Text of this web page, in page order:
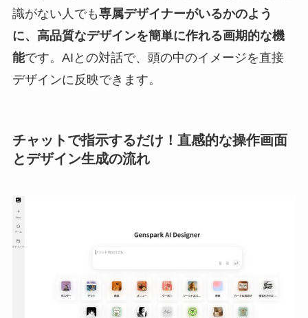
識がない人でも専属デザイナーがいるかのよう
に、高品質なデザインを簡単に作れる画期的な機
能です。AIとの対話で、頭の中のイメージを直接
デザインに反映できます。
チャットで指示するだけ！直感的な操作画面
とデザイン生成の流れ